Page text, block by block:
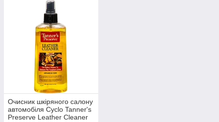
Очисник шкіряного салону
автомобіля Cyclo Tanner's
Preserve Leather Cleaner